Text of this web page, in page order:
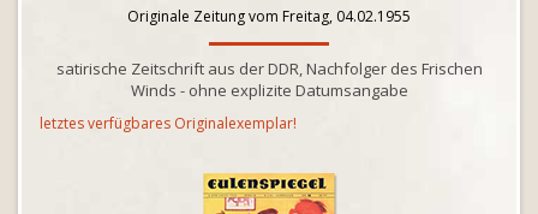
Originale Zeitung vom Freitag, 04.02.1955
satirische Zeitschrift aus der DDR, Nachfolger des Frischen
Winds - ohne explizite Datumsangabe
letztes verfügbares Originalexemplar!